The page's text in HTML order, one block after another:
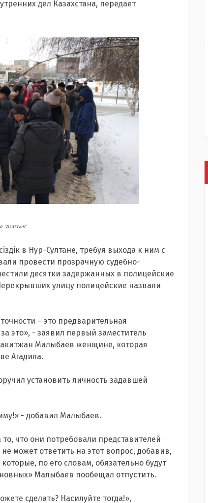
дел Казахстана, передает
"Азаттык"
в Нур-Султане, требуя выхода к ним с
провести прозрачную судебно-
десятки задержанных в полицейские
улицу полицейские назвали
– это предварительная
это», - заявил первый заместитель
Малыбаев женщине, которая
Агадила.
установить личность задавшей
- добавил Малыбаев.
что они потребовали представителей
может ответить на этот вопрос, добавив,
по его словам, обязательно будут
Малыбаев пообещал отпустить.
сделать? Насилуйте тогда!»,